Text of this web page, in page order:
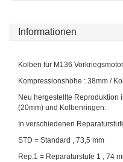
Informationen
Kolben für M136
Kompressionshöhe : 38mm /
Neu hergestellte Reproduktion
(20mm) und Kolbenringen.
In verschiedenen
STD = Standard , 73,5 mm
Rep.1 = Reparaturstufe 1 , 74